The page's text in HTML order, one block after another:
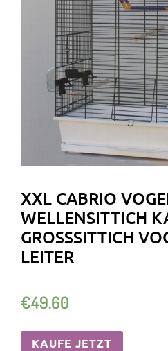
XXL CABRIO
WELLENSITTICH
GROSSSITTICH
EITER
€49.60
KAUFE JETZT